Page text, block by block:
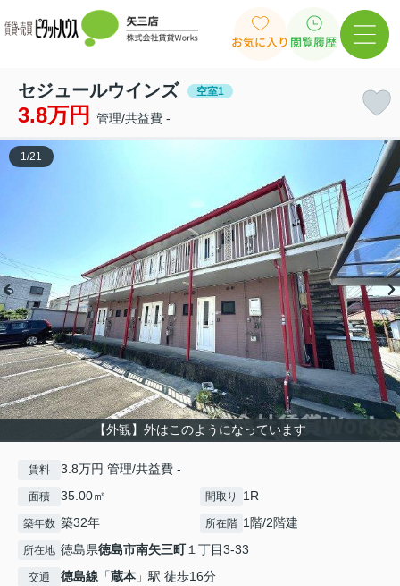
お気に入り 閲覧履歴
セジュールウインズ 空室1
3.8万円 管理/共益費 -
【外観】外はこのようになっています
1/21
賃料 3.8万円 管理/共益費 -
面積 35.00㎡ 間取り 1R
築年数 築32年 所在階 1階/2階建
所在地 徳島県徳島市南矢三町１丁目3-33
交通 徳島線 「蔵本 」駅 徒歩16分